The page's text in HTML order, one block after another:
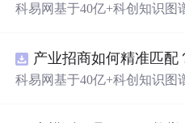
科易网基于40亿+科创知识图
新领域的AI+数智化解决方案
智能化发展。
科易网基于40亿+科创知识图